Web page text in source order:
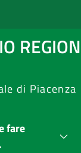
di Piacenza
fare